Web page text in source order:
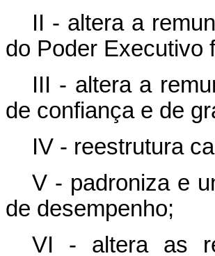
II - altera a
do Poder Executivo
III - altera a
de confiança e de
IV - reestrutura
V - padroniza e
de desempenho;
VI - altera as